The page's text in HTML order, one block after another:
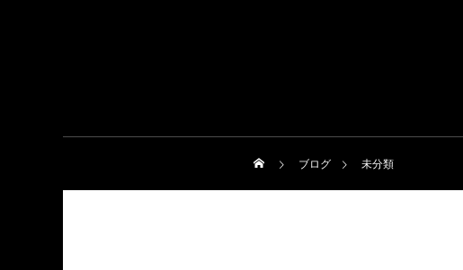
ブログ 未分類